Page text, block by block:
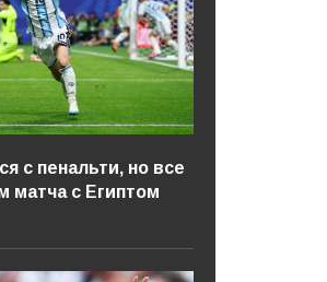
с пенальти, но все
матча с Египтом